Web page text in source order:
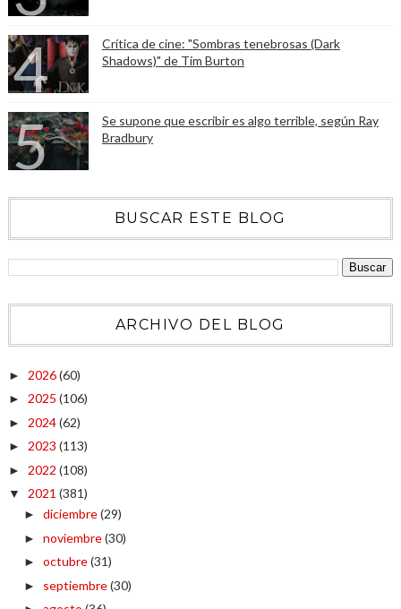
Crítica de cine: "Sombras tenebrosas (Dark
Shadows)" de Tim Burton
Se supone que escribir es algo terrible, según Ray
Bradbury
BUSCAR ESTE BLOG
ARCHIVO DEL BLOG
► 2026(60)
► 2025 (106)
► 2024(62)
► 2023 (113)
► 2022 (108)
▼ 2021 (381)
► diciembre(29)
► noviembre(30)
► octubre(31)
► septiembre(30)